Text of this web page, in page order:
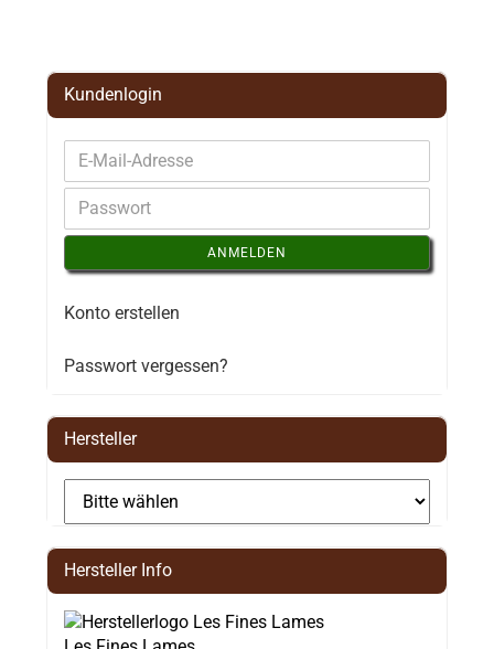
Kundenlogin
ANMELDEN
Konto erstellen
Passwort vergessen?
Hersteller
Hersteller Info